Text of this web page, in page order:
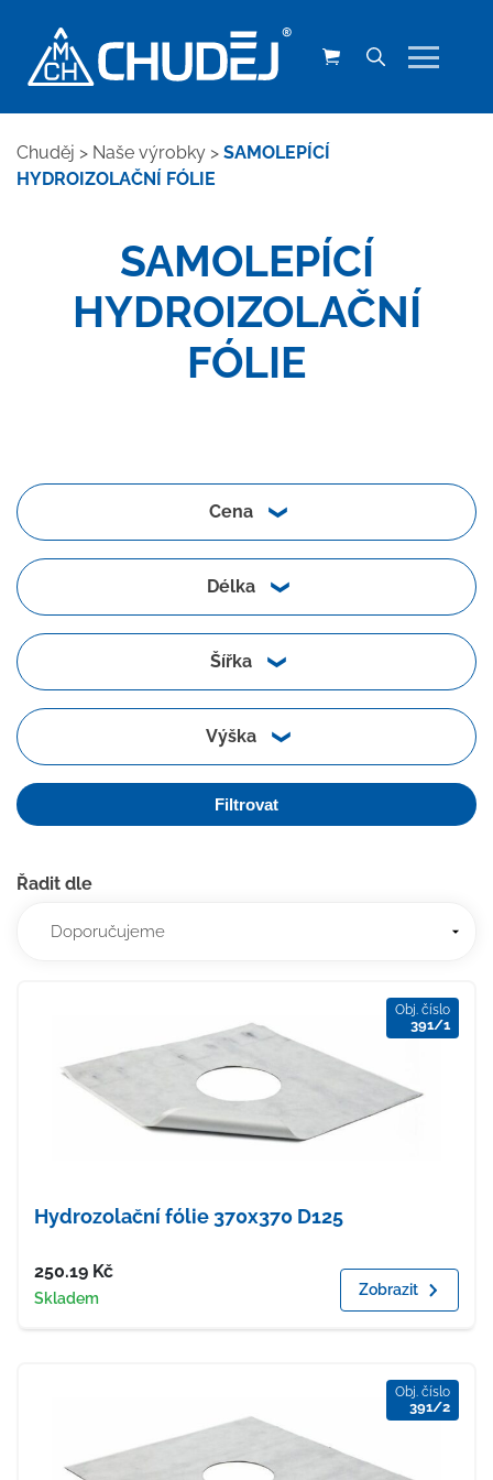
Chuděj > Naše výrobky > SAMOLEPÍCÍ
HYDROIZOLAČNÍ FÓLIE
SAMOLEPÍCÍ
HYDROIZOLAČNÍ
FÓLIE
Cena
Délka
Šířka
Výška
Filtrovat
Řadit dle
Obj. číslo
391/1
Hydrozolační fólie 370x370 D125
Cena
250.19 Kč
Dostupnost
Skladem Zobrazit
Obj. číslo
391/2